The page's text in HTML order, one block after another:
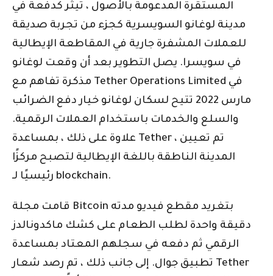
المستقرة المدعومة بالأصول ، تيثر كدفعة في
مدينة لوغانو السويسرية كجزء من تجربة صديقة
للعملات المشفرة جارية في المقاطعة الإيطالية
في سويسرا. يصل التطوير بعد أن وقعت لوغانو
مذكرة تفاهم مع Tether Operations Limited في
مارس 2022 تتيح لسكان لوغانو خيار دفع الضرائب
والسلع والخدمات باستخدام العملات الرقمية.
علاوة على ذلك ، بمساعدة Tether ، تم تعيين
المدينة الناطقة باللغة الإيطالية لتصبح مركزًا
رئيسيًا لـ blockchain.
قامت مجلة Bitcoin بتغريد مقطع فيديو مدته
دقيقة واحدة لطلب الطعام على كشك ماكدونالدز
الرقمي ثم دفعه في سجلهم المعتاد بمساعدة
تطبيق جوال. إلى جانب ذلك ، تم رصد شعار Tether